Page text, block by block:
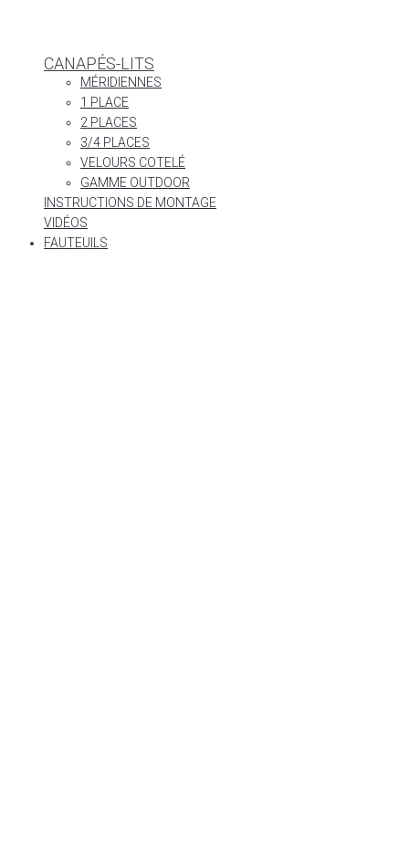
CANAPÉS-LITS
MÉRIDIENNES
1 PLACE
2 PLACES
3/4 PLACES
VELOURS COTELÉ
GAMME OUTDOOR
INSTRUCTIONS DE MONTAGE
VIDÉOS
FAUTEUILS